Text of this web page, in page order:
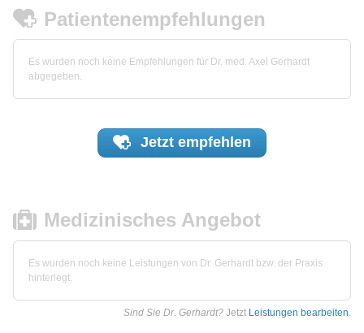
Patientenempfehlungen
Es wurden noch keine Empfehlungen für Dr. med. Axel Gerhardt
abgegeben.
Jetzt empfehlen
Medizinisches Angebot
Es wurden noch keine Leistungen von Dr. Gerhardt bzw. der Praxis
hinterlegt.
Sind Sie Dr. Gerhardt? Jetzt Leistungen bearbeiten.